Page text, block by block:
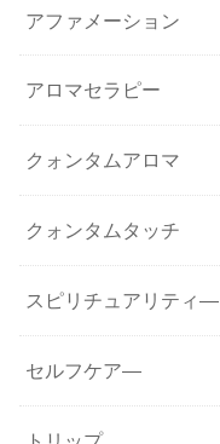
アファメーション
アロマセラピー
クォンタムアロマ
クォンタムタッチ
スピリチュアリティ―
セルフケア―